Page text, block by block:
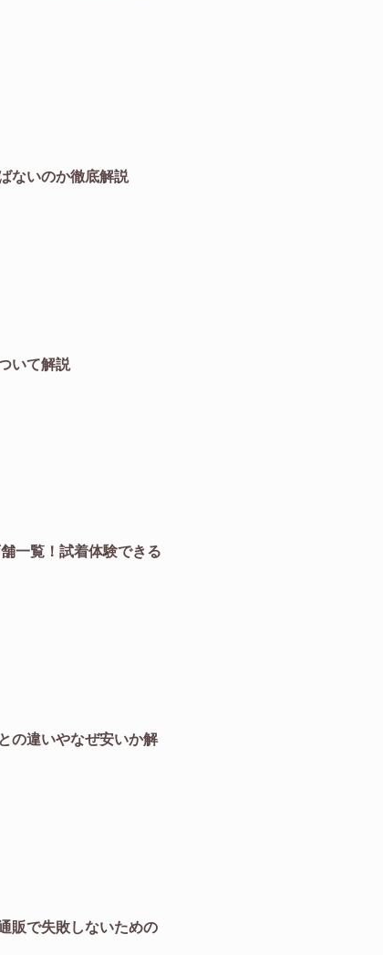
ないのか徹底解説
いて解説
一覧！試着体験できる
の違いやなぜ安いか解
販で失敗しないための